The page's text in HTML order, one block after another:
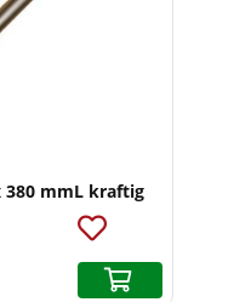
380 mmL kraftig